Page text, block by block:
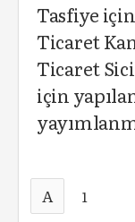
Tasfiye
Ticaret
Ticaret
için
A 1